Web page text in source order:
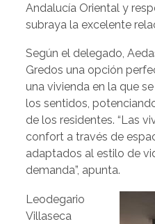
Andalucía Oriental y
subraya la excelente
Según el delegado,
Gredos una opción
una vivienda en la que
los sentidos,
de los residentes. “Las
confort a través de
adaptados al estilo de
demanda”, apunta.
Leodegario
Villaseca